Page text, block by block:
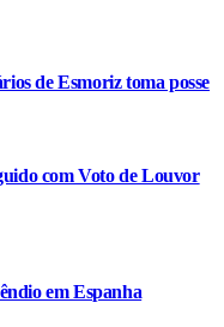
de Esmoriz toma posse
com Voto de Louvor
em Espanha